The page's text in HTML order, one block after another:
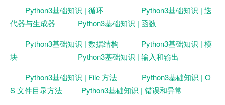
Python3基础知识 | 循环
Python3基础知识 | 迭
代器与生成器
Python3基础知识 | 函数
Python3基础知识 | 数据结构
Python3基础知识 | 模
块
Python3基础知识 | 输入和输出
Python3基础知识 | File 方法
Python3基础知识 | O
S 文件目录方法
Python3基础知识 | 错误和异常